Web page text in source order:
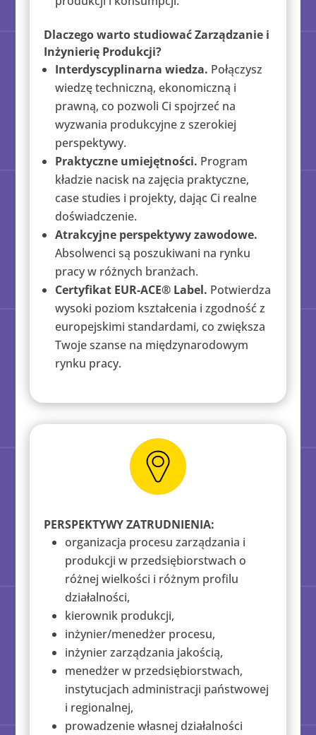
Dlaczego warto studiować Zarządzanie i
Inżynierię Produkcji?
Interdyscyplinarna wiedza. Połączysz
wiedzę techniczną, ekonomiczną i
prawną, co pozwoli Ci spojrzeć na
wyzwania produkcyjne z szerokiej
perspektywy.
Praktyczne umiejętności. Program
kładzie nacisk na zajęcia praktyczne,
case studies i projekty, dając Ci realne
doświadczenie.
Atrakcyjne perspektywy zawodowe.
Absolwenci są poszukiwani na rynku
pracy w różnych branżach.
Certyfikat EUR-ACE® Label. Potwierdza
wysoki poziom kształcenia i zgodność z
europejskimi standardami, co zwiększa
Twoje szanse na międzynarodowym
rynku pracy.
PERSPEKTYWY ZATRUDNIENIA:
organizacja procesu zarządzania i
produkcji w przedsiębiorstwach o
różnej wielkości i różnym profilu
działalności,
kierownik produkcji,
inżynier/menedżer procesu,
inżynier zarządzania jakością,
menedżer w przedsiębiorstwach,
instytucjach administracji państwowej
i regionalnej,
prowadzenie własnej działalności